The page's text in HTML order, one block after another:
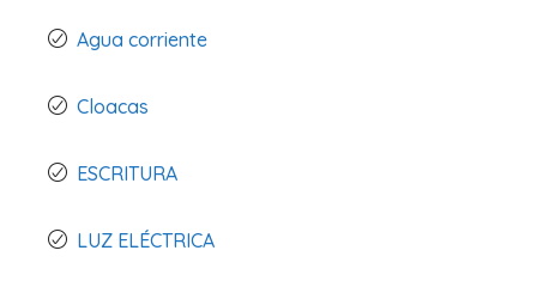
Agua corriente
Cloacas
ESCRITURA
LUZ ELÉCTRICA